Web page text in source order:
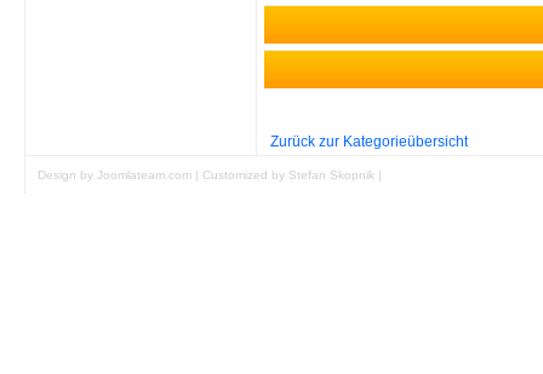
Zurück zur Kategorieübersicht
Design by Joomlateam.com | Customized by Stefan Skopnik |